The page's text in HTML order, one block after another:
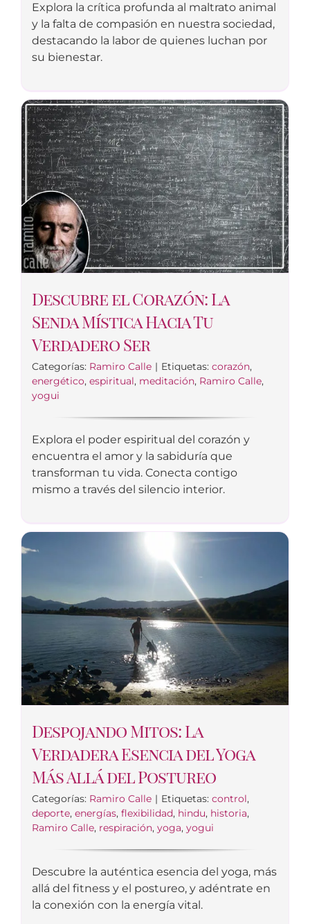
Explora la crítica profunda al maltrato animal
y la falta de compasión en nuestra sociedad,
destacando la labor de quienes luchan por
su bienestar.
Descubre el Corazón: La
Senda Mística Hacia Tu
Verdadero Ser
Categorías: Ramiro Calle | Etiquetas: corazón,
energético, espiritual, meditación, Ramiro Calle,
yogui
Explora el poder espiritual del corazón y
encuentra el amor y la sabiduría que
transforman tu vida. Conecta contigo
mismo a través del silencio interior.
Despojando Mitos: La
Verdadera Esencia del Yoga
Más Allá del Postureo
Categorías: Ramiro Calle | Etiquetas: control,
deporte, energías, flexibilidad, hindu, historia,
Ramiro Calle, respiración, yoga, yogui
Descubre la auténtica esencia del yoga, más
allá del fitness y el postureo, y adéntrate en
la conexión con la energía vital.